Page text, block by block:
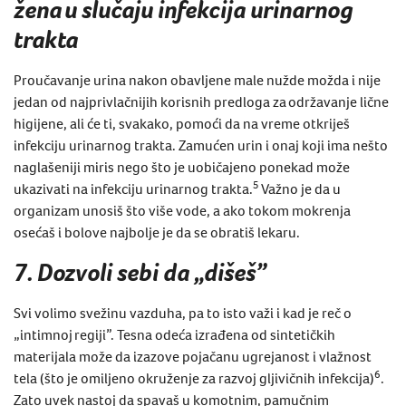
žena u slučaju infekcija urinarnog
trakta
Proučavanje urina nakon obavljene male nužde možda i nije
jedan od najprivlačnijih korisnih predloga zaodržavanje lične
higijene, ali će ti, svakako, pomoći da na vreme otkriješ
infekciju urinarnog trakta. Zamućen urin i onaj koji ima nešto
naglašeniji miris nego što je uobičajeno ponekad može
ukazivati na infekciju urinarnog trakta.5 Važno je da u
organizam unosiš što više vode, a ako tokom mokrenja
osećaš i bolove najbolje je da se obratiš lekaru.
7. Dozvoli sebi da „dišeš”
Svi volimo svežinu vazduha, pa to isto važi i kad je reč o
„intimnoj regiji”. Tesna odeća izrađena od sintetičkih
materijala može da izazove pojačanu ugrejanost i vlažnost
tela (što je omiljeno okruženje za razvoj gljivičnih infekcija)6.
Zato uvek nastoj da spavaš u komotnim, pamučnim